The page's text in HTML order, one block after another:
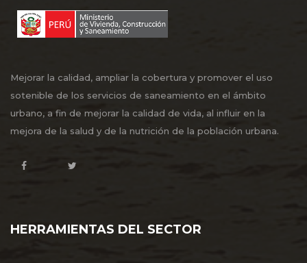
Mejorar la calidad, ampliar la cobertura y promover el uso
sotenible de los servicios de saneamiento en el ámbito
urbano, a fin de mejorar la calidad de vida, al influir en la
mejora de la salud y de la nutrición de la población urbana.
HERRAMIENTAS DEL SECTOR